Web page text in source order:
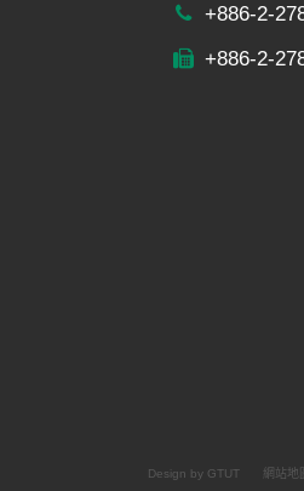
+886-2-
+886-2-
Design by GTUT 網站地